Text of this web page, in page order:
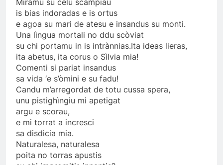
Miramu su celu scampiau
is bias indoradas e is ortus
e agoa su mari de atesu e insandus su monti.
Una lìngua mortali no ddu scòviat
su chi portamu in is intrànnias.Ita ideas lieras,
ita abetus, ita corus o Sìlvia mia!
Comenti si pariat insandus
sa vida ‘e s’òmini e su fadu!
Candu m’arregordat de totu cussa spera,
unu pistighìngiu mi apetigat
argu e scorau,
e mi torrat a incresci
sa disdìcia mia.
Naturalesa, naturalesa
poita no torras apustis